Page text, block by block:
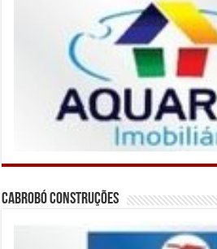
Cabrobó Construções